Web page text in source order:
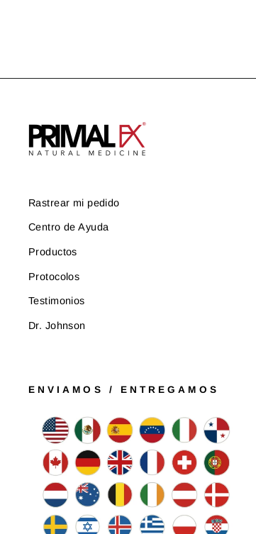
Rastrear mi pedido
Centro de Ayuda
Productos
Protocolos
Testimonios
Dr. Johnson
ENVIAMOS / ENTREGAMOS